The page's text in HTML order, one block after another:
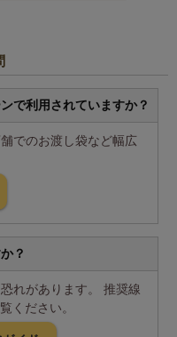
で利用されていますか？
でのお渡し袋など幅広
？
れがあります。 推奨線
ください。